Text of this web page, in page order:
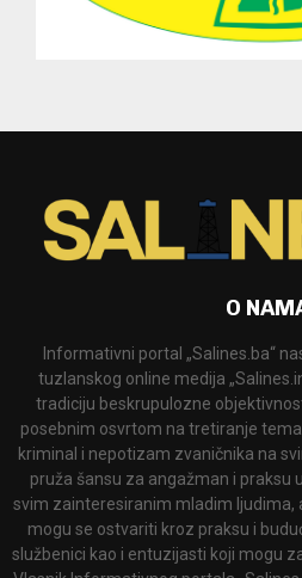
O
Informativni portal „Salines.ba“
tuzlanskog online medija
tradiciju beskrupulozne
posebnim osvrtom na tretiranje
kriminal i nepotizam zvaničnika na
pruža šansu za angažman i praksu
svim zainteresiranim mladim ljudima,
mogu se ostvariti kroz praksu i
službenici kao i entuzijasti koji mogu